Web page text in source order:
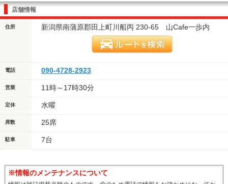
店舗情報
住所 新潟県南蒲原郡田上町川船丙 230-65 山Cafe一歩内
電話 090-4728-2923
営業 11時～17時30分
定休 水曜
席数 25席
駐車 7台
※情報のメンテナンスについて